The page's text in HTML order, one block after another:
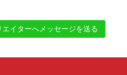
イターへメッセージを送る